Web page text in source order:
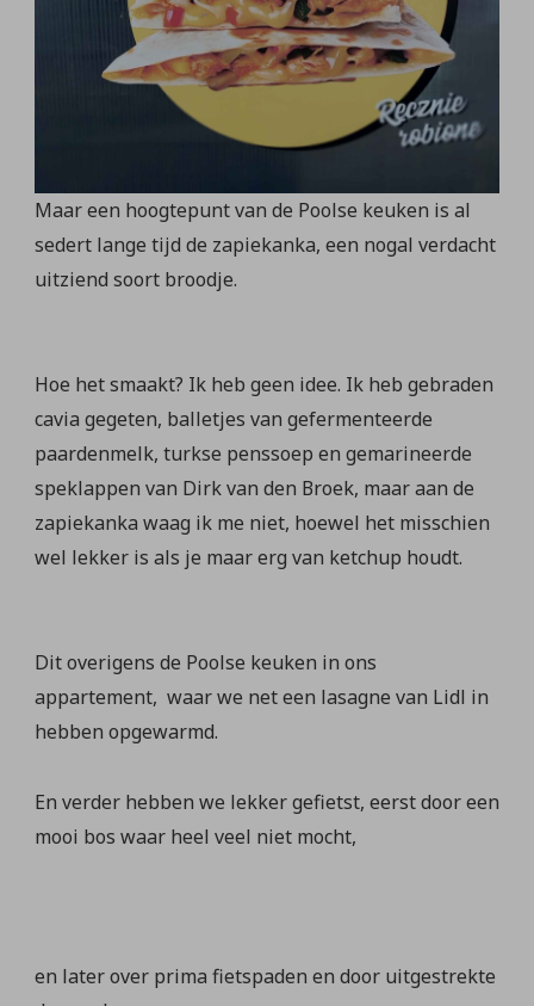
Maar een hoogtepunt van de Poolse keuken is al
sedert lange tijd de zapiekanka, een nogal verdacht
uitziend soort broodje.
Hoe het smaakt? Ik heb geen idee. Ik heb gebraden
cavia gegeten, balletjes van gefermenteerde
paardenmelk, turkse penssoep en gemarineerde
speklappen van Dirk van den Broek, maar aan de
zapiekanka waag ik me niet, hoewel het misschien
wel lekker is als je maar erg van ketchup houdt.
Dit overigens de Poolse keuken in ons
appartement, waar we net een lasagne van Lidl in
hebben opgewarmd.
En verder hebben we lekker gefietst, eerst door een
mooi bos waar heel veel niet mocht,
en later over prima fietspaden en door uitgestrekte